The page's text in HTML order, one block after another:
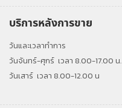
บริการหลังการขาย
วันและเวลาทำการ
วันจันทร์-ศุกร์ เวลา 8.00-17.00 น.
วันเสาร์ เวลา 8.00-12.00 น